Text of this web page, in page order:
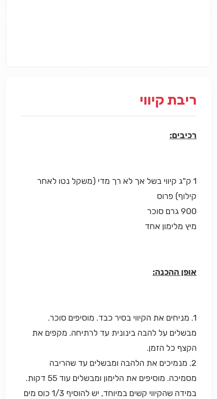
ריבת קיווי
רכיבים:
1 ק"ג קיווי בשל אך לא רך מדי (משקל נטו לאחר
קילוף) פרוס
900 גרם סוכר
מיץ מלימון אחד
אופן ההכנה:
1. מניחים את הקיווי בסיר כבד. מוסיפים סוכר.
מבשלים על להבה בינונית עד לרתיחה. מקפים את
הקצף כל הזמן.
2. מנמיכים את הלהבה ומבשלים עד שהריבה
מסמיכה. מוסיפים את הלימון ומבשלים עוד 55 דקות.
במידה שהקיווי קשים במיוחד, יש להוסיף 1/3 כוס מים